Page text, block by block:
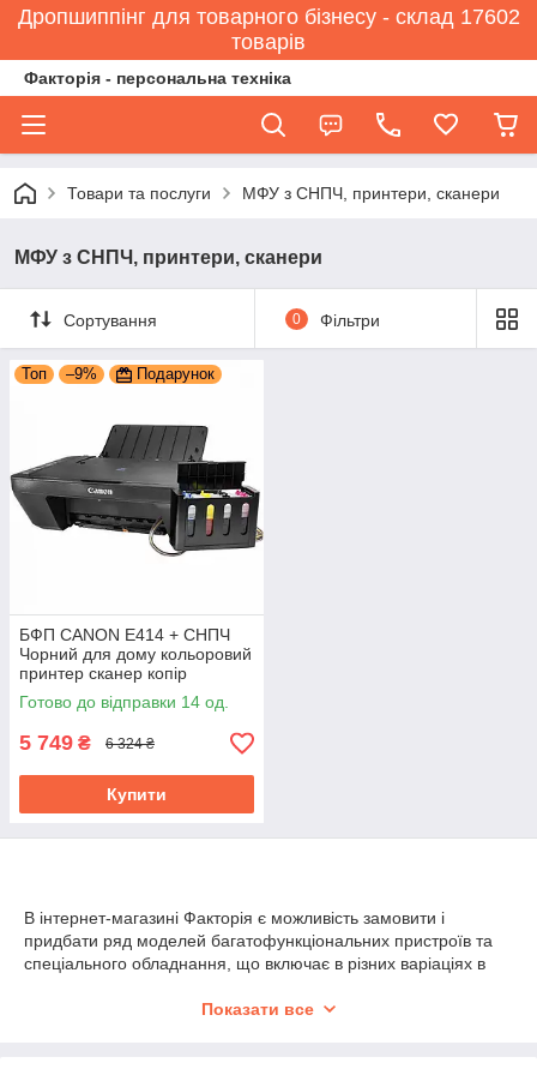
Дропшиппінг для товарного бізнесу - склад 17602
товарів
Факторія - персональна техніка
Товари та послуги МФУ з СНПЧ, принтери, сканери
МФУ з СНПЧ, принтери, сканери
Сортування 0 Фільтри
Топ –9% Подарунок
БФП CANON E414 + СНПЧ
Чорний для дому кольоровий
принтер сканер копір
Готово до відправки 14 од.
5 749 ₴ 6 324 ₴
Купити
В інтернет-магазині Факторія є можливість замовити і
придбати ряд моделей багатофункціональних пристроїв та
спеціального обладнання, що включає в різних варіаціях в
Показати все